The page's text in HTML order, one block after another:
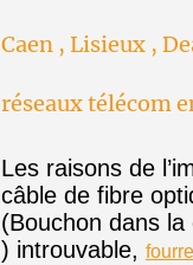
Caen , Lisieux ,
réseaux télécom
Les raisons de
câble de fibre
(Bouchon dans
) introuvable,